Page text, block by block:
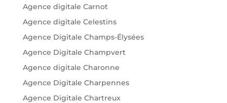
Agence digitale Carnot
Agence digitale Celestins
Agence Digitale Champs-Élysées
Agence Digitale Champvert
Agence digitale Charonne
Agence Digitale Charpennes
Agence Digitale Chartreux